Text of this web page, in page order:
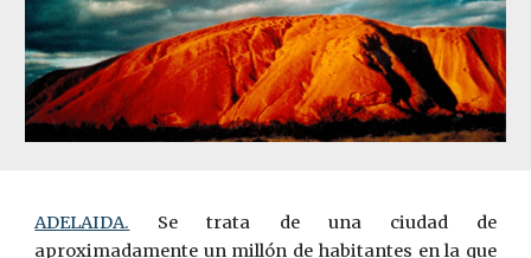
ADELAIDA. Se trata de una ciudad de
aproximadamente un millón de habitantes en la que